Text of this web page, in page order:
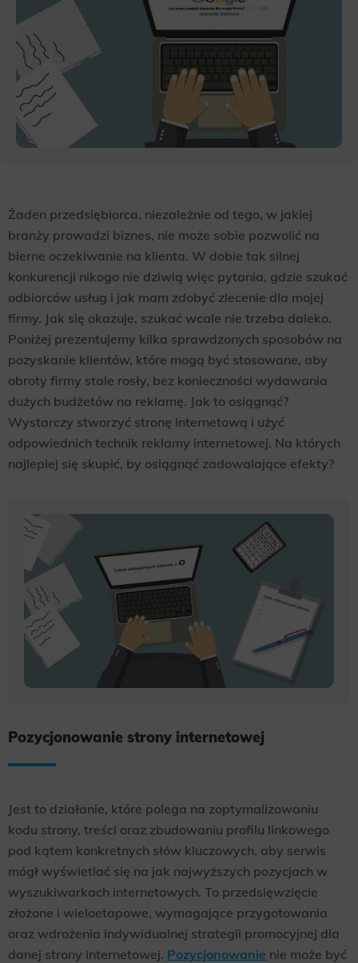
Żaden przedsiębiorca, niezależnie od tego, w jakiej
branży prowadzi biznes, nie może sobie pozwolić na
bierne oczekiwanie na klienta. W dobie tak silnej
konkurencji nikogo nie dziwią więc pytania, gdzie szukać
odbiorców usług i jak mam zdobyć zlecenie dla mojej
firmy. Jak się okazuje, szukać wcale nie trzeba daleko.
Poniżej prezentujemy kilka sprawdzonych sposobów na
pozyskanie klientów, które mogą być stosowane, aby
obroty firmy stale rosły, bez konieczności wydawania
dużych budżetów na reklamę. Jak to osiągnąć?
Wystarczy stworzyć stronę internetową i użyć
odpowiednich technik reklamy internetowej. Na których
najlepiej się skupić, by osiągnąć zadowalające efekty?
Pozycjonowanie strony internetowej
Jest to działanie, które polega na zoptymalizowaniu
kodu strony, treści oraz zbudowaniu profilu linkowego
pod kątem konkretnych słów kluczowych, aby serwis
mógł wyświetlać się na jak najwyższych pozycjach w
wyszukiwarkach internetowych. To przedsięwzięcie
złożone i wieloetapowe, wymagające przygotowania
oraz wdrożenia indywidualnej strategii promocyjnej dla
danej strony internetowej. Pozycjonowanie nie może być